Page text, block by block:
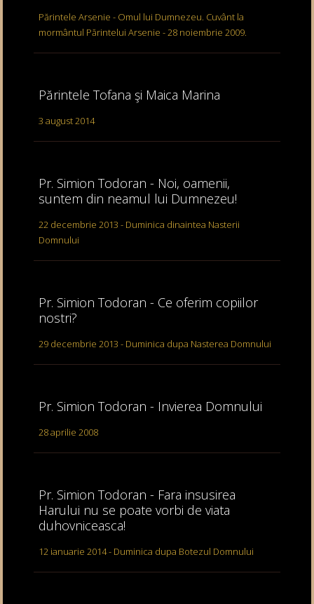
Părintele Arsenie - Omul lui Dumnezeu. Cuvânt la
mormântul Părintelui Arsenie - 28 noiembrie 2009.
Părintele Tofana şi Maica Marina
3 august 2014
Pr. Simion Todoran - Noi, oamenii,
suntem din neamul lui Dumnezeu!
22 decembrie 2013 - Duminica dinaintea Nasterii
Domnului
Pr. Simion Todoran - Ce oferim copiilor
nostri?
29 decembrie 2013 - Duminica dupa Nasterea Domnului
Pr. Simion Todoran - Invierea Domnului
28 aprilie 2008
Pr. Simion Todoran - Fara insusirea
Harului nu se poate vorbi de viata
duhovniceasca!
12 ianuarie 2014 - Duminica dupa Botezul Domnului